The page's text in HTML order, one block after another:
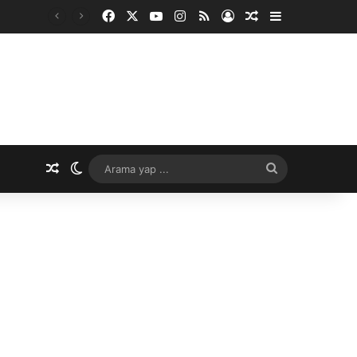
Facebook YouTubeInstagram
RSS Kayıt OlRastgele Makale
Rastgele Makale
Dış görünümü değiştir
yap